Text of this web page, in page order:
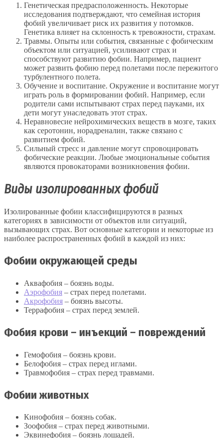
Генетическая предрасположенность. Некоторые
исследования подтверждают, что семейная история
фобий увеличивает риск их развития у потомков.
Генетика влияет на склонность к тревожности, страхам.
Травмы. Опыты или события, связанные с фобическим
объектом или ситуацией, усиливают страх и
способствуют развитию фобии. Например, пациент
может развить фобию перед полетами после пережитого
турбулентного полета.
Обучение и воспитание. Окружение и воспитание могут
играть роль в формировании фобий. Например, если
родители сами испытывают страх перед пауками, их
дети могут унаследовать этот страх.
Неравновесие нейрохимических веществ в мозге, таких
как серотонин, норадреналин, также связано с
развитием фобий.
Сильный стресс и давление могут спровоцировать
фобические реакции. Любые эмоциональные события
являются провокаторами возникновения фобии.
Виды изолированных фобий
Изолированные фобии классифицируются в разных
категориях в зависимости от объектов или ситуаций,
вызывающих страх. Вот основные категории и некоторые из
наиболее распространенных фобий в каждой из них:
Фобии окружающей среды
Аквафобия – боязнь воды.
Аэрофобия – страх перед полетами.
Акрофобия – боязнь высоты.
Террафобия – страх перед землей.
Фобия крови – инъекций – повреждений
Гемофобия – боязнь крови.
Белофобия – страх перед иглами.
Травмофобия – страх перед травмами.
Фобии животных
Кинофобия – боязнь собак.
Зоофобия – страх перед животными.
Эквинефобия – боязнь лошадей.